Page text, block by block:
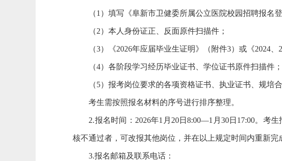
（1）填写《阜新市卫健委所属公立医院校园招聘报名登
（2）本人身份证正、反面原件扫描件；
（3）《2026年应届毕业生证明》（附件3）或《2024、
（4）各阶段学习经历毕业证书、学位证书原件扫描件；
（5）报考岗位要求的各项资格证书、执业证书、规培合
考生需按照报名材料的序号进行排序整理。
2.报名时间：2026年1月20日8:00—1月30日17:00。考生
核不通过者，可改报其他岗位，并在以上规定时间内重新完
3.报名邮箱及联系电话：